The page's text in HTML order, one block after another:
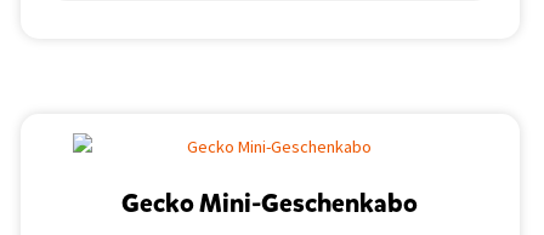
Gecko Mini-Geschenkabo